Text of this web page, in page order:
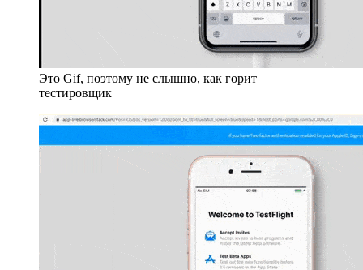
Это Gif, поэтому не слышно, как горит
тестировщик